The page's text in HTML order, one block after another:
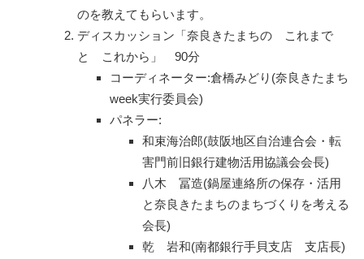
のを教えてもらいます。
ディスカッション「奈良きたまちの これまで
と これから」 90分
コーディネーター:倉橋みどり(奈良きたまち
week実行委員会)
パネラー:
和束海治郎(鼓阪地区自治連合会・転
害門前旧銀行建物活用協議会会長)
八木 冨造(鍋屋連絡所の保存・活用
と奈良きたまちのまちづくりを考える
会長)
乾 岩和(南都銀行手貝支店 支店長)